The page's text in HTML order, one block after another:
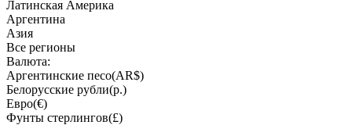
Латинская Америка
Аргентина
Азия
Все регионы
Валюта:
Аргентинские песо(AR$)
Белорусские рубли(р.)
Евро(€)
Фунты стерлингов(£)